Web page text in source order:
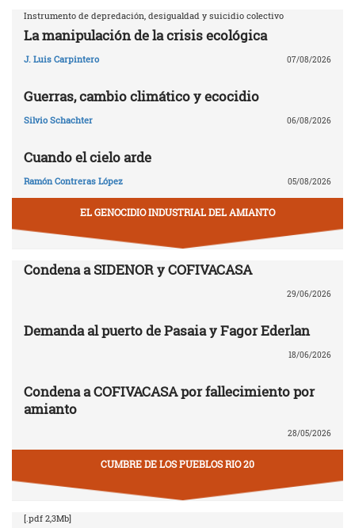
Instrumento de depredación, desigualdad y suicidio colectivo
La manipulación de la crisis ecológica
J. Luis Carpintero 07/08/2026
Guerras, cambio climático y ecocidio
Silvio Schachter 06/08/2026
Cuando el cielo arde
Ramón Contreras López 05/08/2026
EL GENOCIDIO INDUSTRIAL DEL AMIANTO
Condena a SIDENOR y COFIVACASA
29/06/2026
Demanda al puerto de Pasaia y Fagor Ederlan
18/06/2026
Condena a COFIVACASA por fallecimiento por
amianto
28/05/2026
CUMBRE DE LOS PUEBLOS RIO 20
[.pdf 2,3Mb]